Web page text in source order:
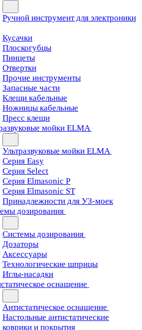
Ручной инструмент для электроники
Кусачки
Плоскогубцы
Пинцеты
Отвертки
Прочие инструменты
Запасные части
Клещи кабельные
Ножницы кабельные
Пресс клещи
мойки ELMA
Ультразвуковые мойки ELMA
Серия Easy
Серия Select
Серия Elmasonic P
Серия Elmasonic ST
Принадлежности для УЗ-моек
дозирования
Системы дозирования
Дозаторы
Аксессуары
Технологические шприцы
Иглы-насадки
оснащение
Антистатическое оснащение
Настольные антистатические
коврики и покрытия